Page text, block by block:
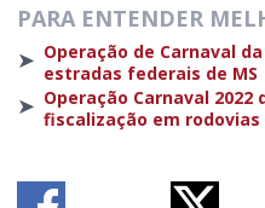
PARA ENTENDER
➤ Operação de Carnaval
estradas federais de MS
➤ Operação Carnaval 2022
fiscalização em rodovias